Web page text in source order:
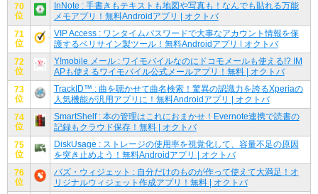
70
位
InNote : 手書きもテキストも地図や写真も！なんでも貼れる万能
メモアプリ！無料Androidアプリ | オクトバ
71
位
VIP Access : ワンタイムパスワードで大事なアカウント情報を保
護するベリサイン製ツール！無料Androidアプリ | オクトバ
72
位
Y!mobile メール : ワイモバイルなのにドコモメールも使える!? IM
APも使えるワイモバイル公式メールアプリ！無料 | オクトバ
73
位
TrackID™ : 曲を聴かせて曲名検索！驚異の認識力を誇るXperiaの
人気機能が汎用アプリに！無料Androidアプリ | オクトバ
74
位
SmartShelf : 本の管理はこれにおまかせ！Evernote連携で読書の
記録もクラウド保存！無料 | オクトバ
75
位
DiskUsage : ストレージの使用率を視覚化して、容量不足の原因
を突き止めよう！無料Androidアプリ | オクトバ
76
位
バズ・ウィジェット : 自分だけのものが作って使えて大満足！オ
リジナルウィジェット作成アプリ！無料 | オクトバ